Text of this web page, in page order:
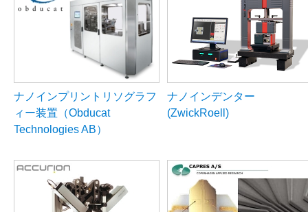
ナノインプリントリソグラフ
ィー装置（Obducat
Technologies AB）
ナノインデンター
(ZwickRoell)